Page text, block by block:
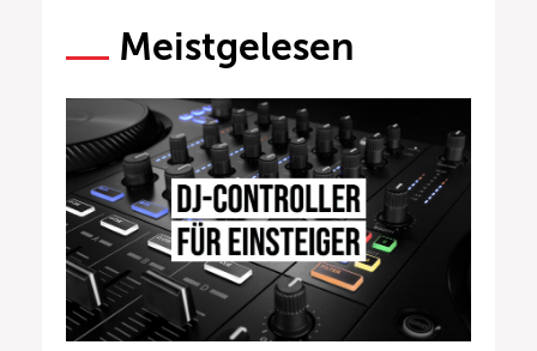
Meistgelesen